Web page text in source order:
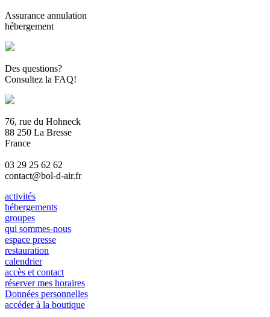
Assurance annulation
hébergement
Des questions?
Consultez la FAQ!
76, rue du Hohneck
88 250 La Bresse
France
03 29 25 62 62
contact@bol-d-air.fr
activités
hébergements
groupes
qui sommes-nous
espace presse
restauration
calendrier
accès et contact
réserver mes horaires
Données personnelles
accéder à la boutique